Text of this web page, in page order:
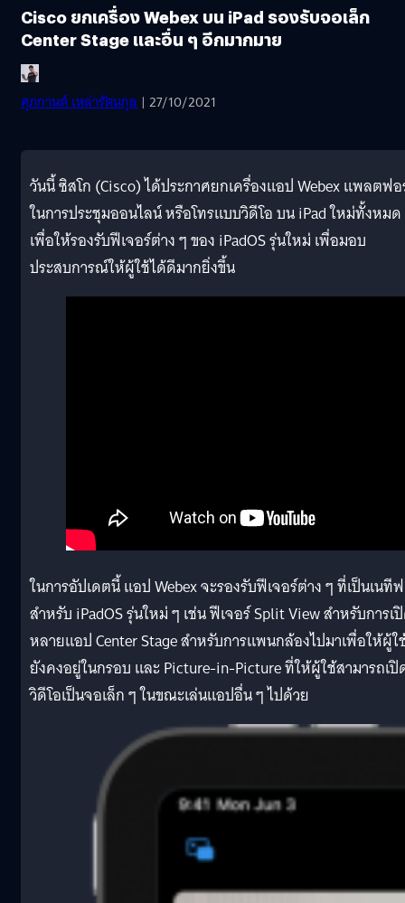
Cisco ยกเครื่อง Webex บน iPad รองรับจอเล็ก
Center Stage และอื่น ๆ อีกมากมาย
ศุภกานต์ เหล่ารัตนกุล | 27/10/2021
วันนี้ ซิสโก (Cisco) ได้ประกาศยกเครื่องแอป Webex แพลตฟ
ในการประชุมออนไลน์ หรือโทรแบบวิดีโอ บน iPad ใหม่ทั้งหมด
เพื่อให้รองรับฟีเจอร์ต่าง ๆ ของ iPadOS รุ่นใหม่ เพื่อมอบ
ประสบการณ์ให้ผู้ใช้ได้ดีมากยิ่งขึ้น
ในการอัปเดตนี้ แอป Webex จะรองรับฟีเจอร์ต่าง ๆ ที่เป็นเนทีฟ
สำหรับ iPadOS รุ่นใหม่ ๆ เช่น ฟีเจอร์ Split View สำหรับการเ
หลายแอป Center Stage สำหรับการแพนกล้องไปมาเพื่อให้ผู้ใ
ยังคงอยู่ในกรอบ และ Picture-in-Picture ที่ให้ผู้ใช้สามารถเปิ
วิดีโอเป็นจอเล็ก ๆ ในขณะเล่นแอปอื่น ๆ ไปด้วย